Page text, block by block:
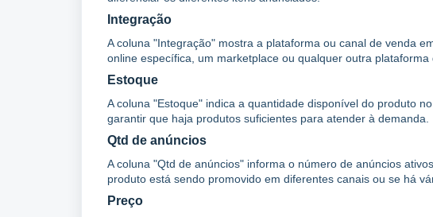
Integração
A coluna "Integração" mostra a plataforma ou canal de venda
online específica, um marketplace ou qualquer outra plataforma
Estoque
A coluna "Estoque" indica a quantidade disponível do produto
garantir que haja produtos suficientes para atender à demanda.
Qtd de anúncios
A coluna "Qtd de anúncios" informa o número de anúncios
produto está sendo promovido em diferentes canais ou se há
Preço